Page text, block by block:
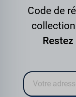
Code de